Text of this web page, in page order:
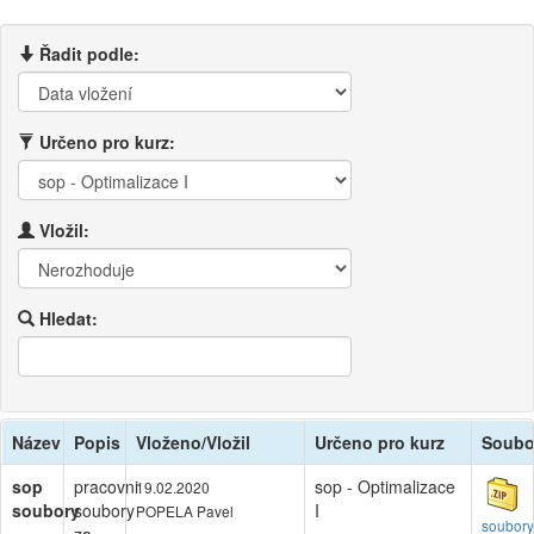
Řadit podle:
Určeno pro kurz:
Vložil:
Hledat:
Název Popis Vloženo/Vložil Určeno pro kurz
sop
soubory
pracovni
soubory
19.02.2020
POPELA Pavel
sop - Optimalizace
I